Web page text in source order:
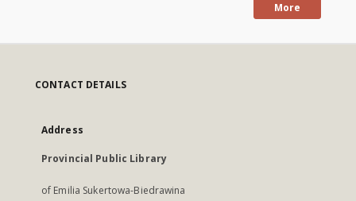
More
CONTACT DETAILS
Address
Provincial Public Library
of Emilia Sukertowa-Biedrawina